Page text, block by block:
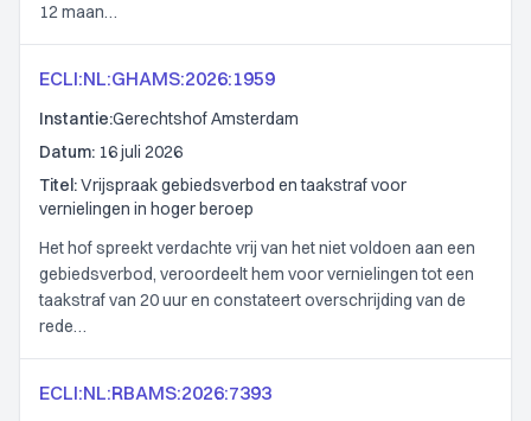
12 maan…
ECLI:NL:GHAMS:2026:1959
Instantie:Gerechtshof Amsterdam
Datum: 16 juli 2026
Titel:Vrijspraak gebiedsverbod en taakstraf voor
vernielingen in hoger beroep
Het hof spreekt verdachte vrij van het niet voldoen aan een
gebiedsverbod, veroordeelt hem voor vernielingen tot een
taakstraf van 20 uur en constateert overschrijding van de
rede…
ECLI:NL:RBAMS:2026:7393